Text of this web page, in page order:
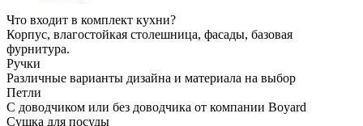
Что входит в комплект кухни?
Корпус, влагостойкая столешница, фасады, базовая
фурнитура.
Ручки
Различные варианты дизайна и материала на выбор
Петли
С доводчиком или без доводчика от компании Boyard
Сушка для посуды